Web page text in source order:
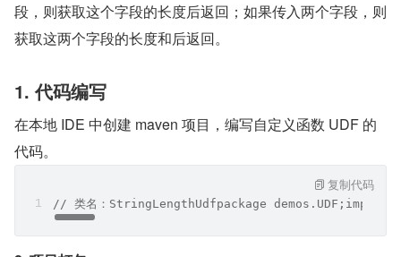
段，则获取这个字段的长度后返回；如果传入两个字段，则
获取这两个字段的长度和后返回。
1. 代码编写
在本地 IDE 中创建 maven 项目，编写自定义函数 UDF 的
代码。
// 类名：StringLengthUdfpackage
复制代码